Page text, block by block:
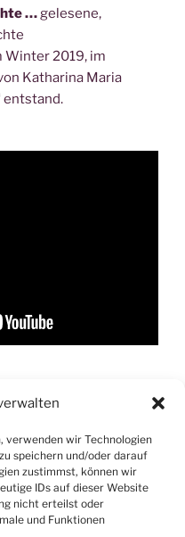
verwenden wir Technologien
speichern und/oder darauf
zustimmst, können wir
IDs auf dieser Website
nicht erteilst oder
und Funktionen
…gelesene,
Winter 2019, im
Katharina Maria
entstand.